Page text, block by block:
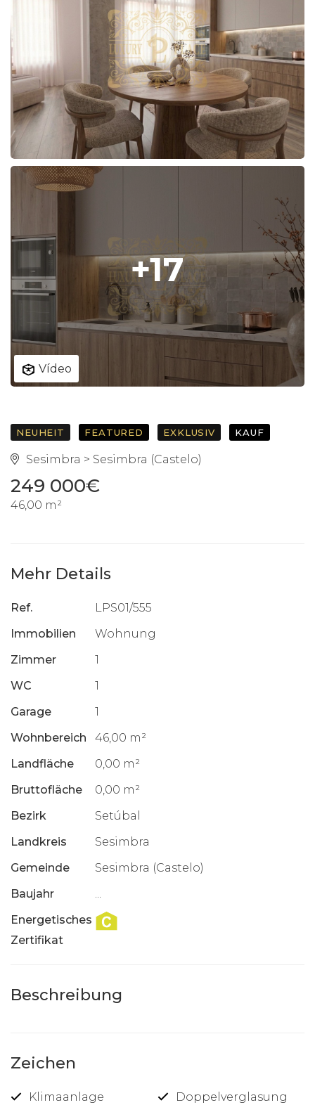
Vídeo
+17
NEUHEIT FEATURED EXKLUSIV KAUF
Sesimbra > Sesimbra (Castelo)
249 000€
46,00 m²
Mehr Details
Ref.
LPS01/555
Immobilien
Wohnung
Zimmer
1
WC
1
Garage
1
Wohnbereich
46,00 m²
Landfläche
0,00 m²
Bruttofläche
0,00 m²
Bezirk
Setúbal
Landkreis
Sesimbra
Gemeinde
Sesimbra (Castelo)
Baujahr
Energetisches
Zertifikat
Beschreibung
Zeichen
Klimaanlage Doppelverglasung